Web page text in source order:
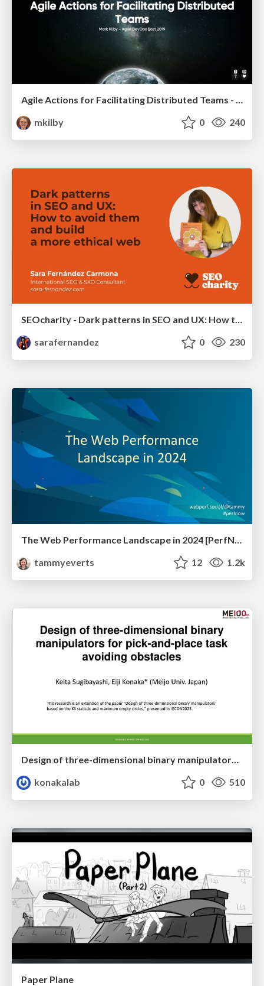
Agile Actions for Facilitating Distributed Teams - ADO2019
mkilby
0 240
SEOcharity - Dark patterns in SEO and UX: How to avoid them and build a more ethical web
sarafernandez
0 230
tammyeverts
12 1.2k
Design of three-dimensional binary manipulators for pick-and-place task avoiding obstacles (IECON2024)
konakalab
0 510
Paper Plane